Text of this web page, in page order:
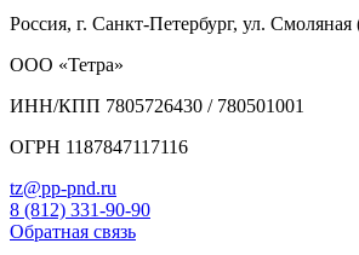
Россия, г. Санкт-Петербург, ул.
ООО «Тетра»
ИНН/КПП 7805726430 / 780501001
ОГРН 1187847117116
tz@pp-pnd.ru
8 (812) 331-90-90
Обратная связь